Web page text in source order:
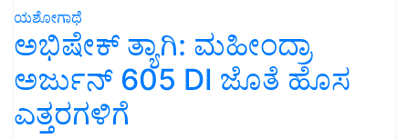
ಯಶೋಗಾಥೆ
ಅಭಿಷೇಕ್ ತ್ಯಾಗಿ: ಮಹೀಂದ್ರಾ
ಅರ್ಜುನ್ 605 DI ಜೊತೆ ಹೊಸ
ಎತ್ತರಗಳಿಗೆ